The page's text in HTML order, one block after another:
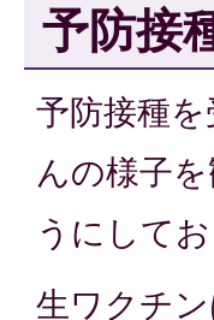
予防接
予防接種
んの様子
うにして
生ワクチ